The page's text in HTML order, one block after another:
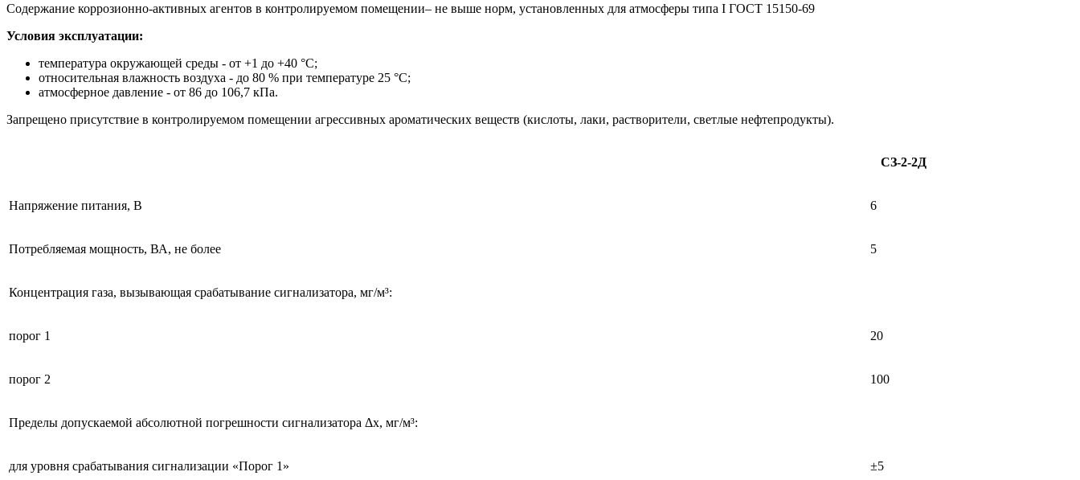
Содержание коррозионно-активных агентов в контролируемом помещении– не выше норм, установленных для атмосферы типа I ГОСТ 15150-69
Условия эксплуатации:
температура окружающей среды - от +1 до +40 °С;
относительная влажность воздуха - до 80 % при температуре 25 °С;
атмосферное давление - от 86 до 106,7 кПа.
Запрещено присутствие в контролируемом помещении агрессивных ароматических веществ (кислоты, лаки, растворители, светлые нефтепродукты).
СЗ-2-2Д
Напряжение питания, В 6
Потребляемая мощность, ВА, не более 5
Концентрация газа, вызывающая срабатывание сигнализатора, мг/м³:
порог 1 20
порог 2 100
Пределы допускаемой абсолютной погрешности сигнализатора Δх, мг/м³:
для уровня срабатывания сигнализации «Порог 1» ±5